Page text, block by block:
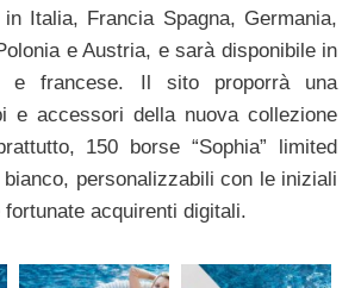
Italia, Francia Spagna, Germania,
e Austria, e sarà disponibile in
e francese. Il sito proporrà una
e accessori della nuova collezione
150 borse “Sophia” limited
personalizzabili con le iniziali
acquirenti digitali.